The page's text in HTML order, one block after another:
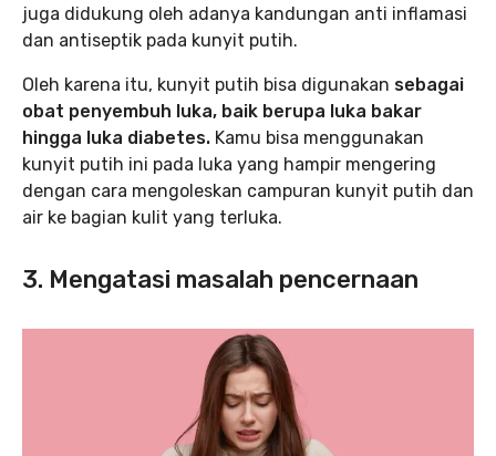
juga didukung oleh adanya kandungan anti inflamasi
dan antiseptik pada kunyit putih.
Oleh karena itu, kunyit putih bisa digunakan sebagai
obat penyembuh luka, baik berupa luka bakar
hingga luka diabetes. Kamu bisa menggunakan
kunyit putih ini pada luka yang hampir mengering
dengan cara mengoleskan campuran kunyit putih dan
air ke bagian kulit yang terluka.
3. Mengatasi masalah pencernaan